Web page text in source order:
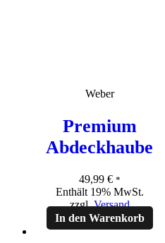
Weber
Premium
Abdeckhaube
49,99 € *
Enthält 19% MwSt.
zzgl.Versand
In den Warenkorb